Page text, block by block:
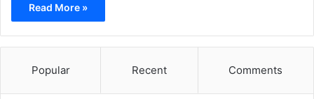
Read More »
Popular Recent Comments